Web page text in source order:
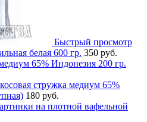
Быстрый просмотр
белая 600 гр. 350 руб.
стружка медиум 65%
180 руб.